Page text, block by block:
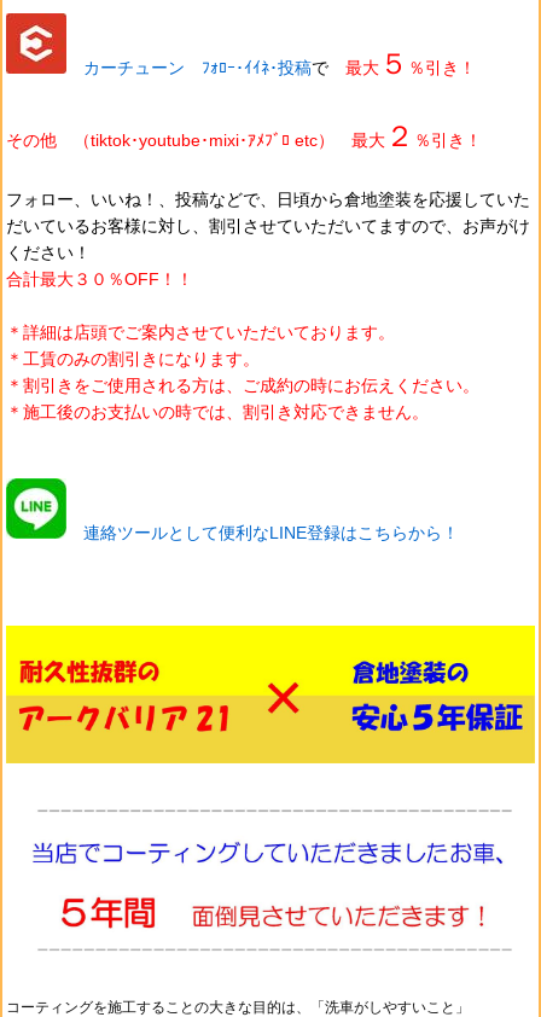
カーチューン ﾌｫﾛｰ･ｲｲﾈ･投稿で 最大 ５ ％引き！
その他 （tiktok･youtube･mixi･ｱﾒﾌﾞﾛ etc） 最大 ２ ％引き！
フォロー、いいね！、投稿などで、日頃から倉地塗装を応援していた
だいているお客様に対し、割引させていただいてますので、お声がけ
ください！
合計最大３０％OFF！！
＊詳細は店頭でご案内させていただいております。
＊工賃のみの割引きになります。
＊割引きをご使用される方は、ご成約の時にお伝えください。
＊施工後のお支払いの時では、割引き対応できません。
連絡ツールとして便利なLINE登録はこちらから！
コーティングを施工することの大きな目的は、
「洗車がしやすいこと」